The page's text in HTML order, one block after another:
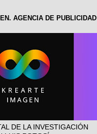
AGENCIA DE PUBLICIDAD
DE LA INVESTIGACIÓN